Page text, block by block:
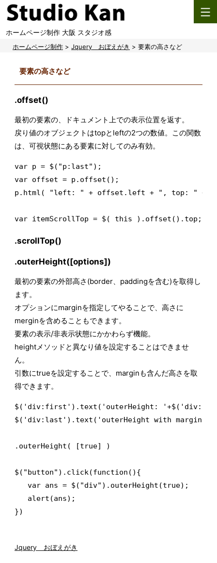
コ
ン
テホームページ制作 大阪 スタジオ感
ホームページ制作 > Jquery おぼえがき > 要素の高さなど
要素の高さなど
.offset()
最初の要素の、ドキュメント上での表示位置を返す。
戻り値のオブジェクトはtopとleftの2つの数値。この関数
は、可視状態にある要素に対してのみ有効。
var p = $("p:last");
var offset = p.offset();
p.html( "left: " + offset.left + ", top: " +
var itemScrollTop = $( this ).offset().top;
.scrollTop()
.outerHeight([options])
最初の要素の外部高さ(border、paddingを含む)を取得し
ます。
オプションにmarginを指定してやることで、高さに
merginを含めることもできます。
要素の表示/非表示状態にかかわらず機能。
heightメソッドと異なり値を設定することはできませ
ん。
引数にtrueを設定することで、marginも含んだ高さを取
得できます。
$('div:first').text('outerHeight:
$('div:last').text('outerHeight with margin:
.outerHeight( [true] )
$("button").click(function(){
   var ans = $("div").outerHeight(true);
   alert(ans);
Jquery おぼえがき